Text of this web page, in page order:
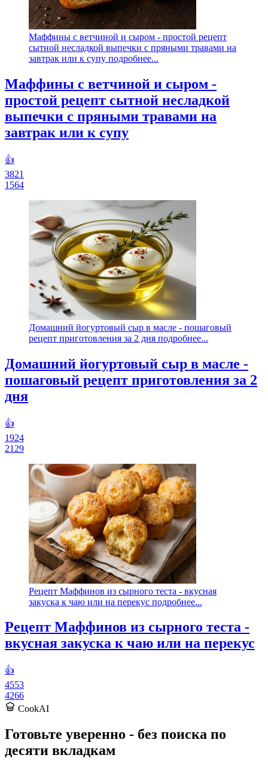
Маффины с ветчиной и сыром - простой рецепт
сытной несладкой выпечки с пряными травами на
завтрак или к супу подробнее...
Маффины с ветчиной и сыром -
простой рецепт сытной несладкой
выпечки с пряными травами на
завтрак или к супу
👍
3821
1564
Домашний йогуртовый сыр в масле - пошаговый
рецепт приготовления за 2 дня подробнее...
Домашний йогуртовый сыр в масле -
пошаговый рецепт приготовления за 2
дня
👍
1924
2129
Рецепт Маффинов из сырного теста - вкусная
закуска к чаю или на перекус подробнее...
Рецепт Маффинов из сырного теста -
вкусная закуска к чаю или на перекус
👍
4553
4266
CookAI
Готовьте уверенно - без поиска по
десяти вкладкам